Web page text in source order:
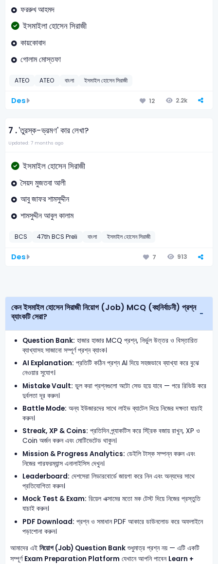
ফররুখ আহমদ
ইসমাইলা হোসেন সিরাজী
কায়কোবাদ
গোলাম মোস্তফা
ATEO ATEO বাংলা ইসমাইল হোসেন সিরাজী
Des 12 2.2k
7 .'তুরস্ক-ভ্রমণ' কার লেখা?
Updated: 7 months ago
ইসমাইল হোসেন সিরাজী
সৈয়দ মুজতবা আলী
আবু জাফর শামসুদ্দীন
শামসুদ্দীন আবুল কালাম
BCS 47th BCS Preli বাংলা ইসমাইল হোসেন সিরাজী
Des 7 913
কেন ইসমাইল হোসেন সিরাজী নিয়োগ (Job) MCQ (বহুনির্বাচনী) প্রশ্ন
ব্যাংকটি সেরা?
Question Bank: হাজার হাজার MCQ প্রশ্ন, নির্ভুল উত্তর ও বিস্তারিত
ব্যাখ্যাসহ সাজানো সম্পূর্ণ প্রশ্ন ব্যাংক।
AI Explanation: প্রতিটি কঠিন প্রশ্ন AI দিয়ে সহজভাবে ব্যাখ্যা করে বুঝে
নেওয়ার সুযোগ।
Mistake Vault: ভুল করা প্রশ্নগুলো অটো সেভ হয়ে যাবে — পরে রিভিউ করে
দুর্বলতা দূর করুন।
Battle Mode: অন্য ইউজারদের সাথে লাইভ ব্যাটেল দিয়ে নিজের দক্ষতা যাচাই
করুন।
Streak, XP & Coins: প্রতিদিন প্র্যাকটিস করে স্ট্রিক বজায় রাখুন, XP ও
Coin অর্জন করুন এবং মোটিভেটেড থাকুন।
Mission & Progress Analytics: ডেইলি টাস্ক সম্পন্ন করুন এবং
নিজের পারফরম্যান্স এনালাইসিস দেখুন।
Leaderboard: দেশসেরা লিডারবোর্ডে জায়গা করে নিন এবং অন্যদের সাথে
প্রতিযোগিতা করুন।
Mock Test & Exam: রিয়েল এক্সামের মতো মক টেস্ট দিয়ে নিজের প্রস্তুতি
যাচাই করুন।
PDF Download: প্রশ্ন ও সমাধান PDF আকারে ডাউনলোড করে অফলাইনে
পড়াশোনা করুন।
আমাদের এই নিয়োগ (Job) Question Bankশুধুমাত্র প্রশ্ন নয় — এটি একটি
সম্পূর্ণ Exam Preparation Platform যেখানে আপনি পাবেন Learn +